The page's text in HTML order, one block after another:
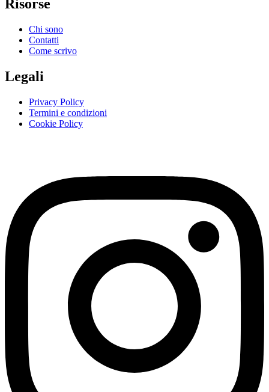
Risorse
Chi sono
Contatti
Come scrivo
Legali
Privacy Policy
Termini e condizioni
Cookie Policy